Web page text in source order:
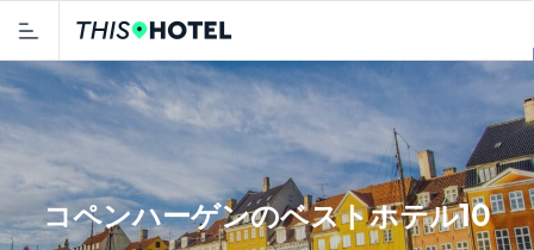
コペンハーゲンのベストホテル10